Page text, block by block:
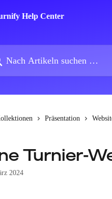
suchen …
Präsentation
Turnier-
2024